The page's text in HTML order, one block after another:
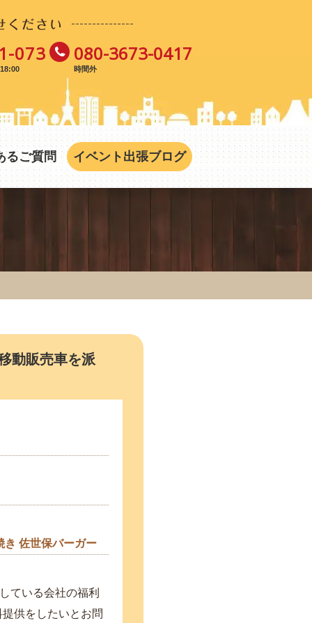
080-3673-0417
時間外
073
ください
るご質問 イベント出張ブログ
動販売車を派
き 佐世保バーガー
ている会社の福利
供をしたいとお問